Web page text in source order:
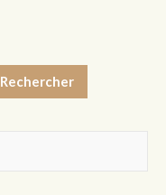
Rechercher